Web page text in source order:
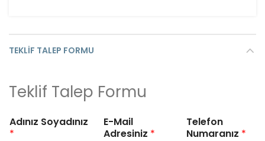
TEKLIF TALEP FORMU
Teklif Talep Formu
Adınız Soyadınız
*
E-Mail
Adresiniz *
Telefon
Numaranız *